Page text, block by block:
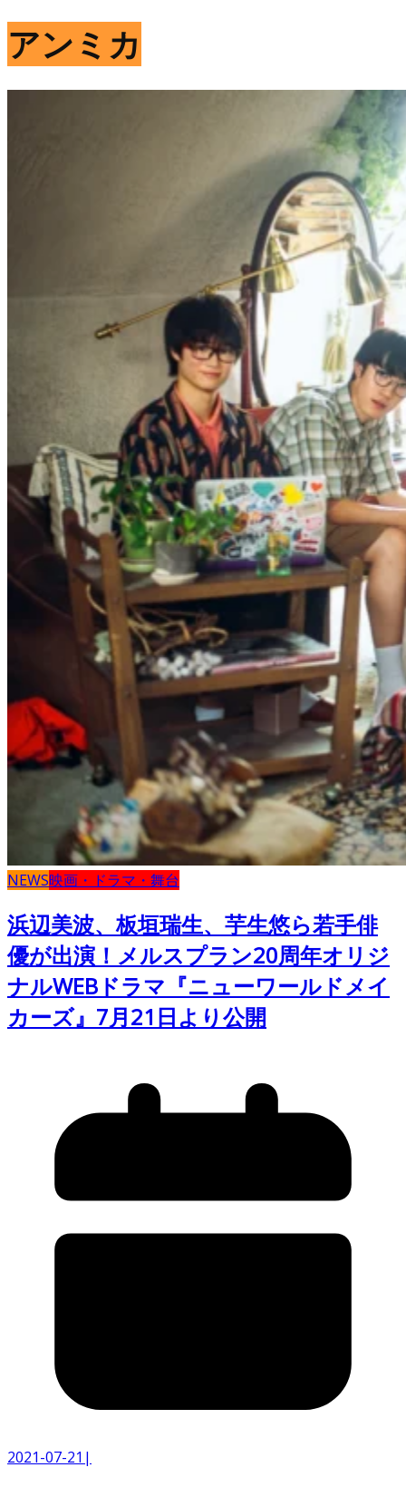
アンミカ
NEWS映画・ドラマ・舞台
浜辺美波、板垣瑞生、芋生悠ら若手俳
優が出演！メルスプラン20周年オリジ
ナルWEBドラマ『ニューワールドメイ
カーズ』7月21日より公開
2021-07-21 |